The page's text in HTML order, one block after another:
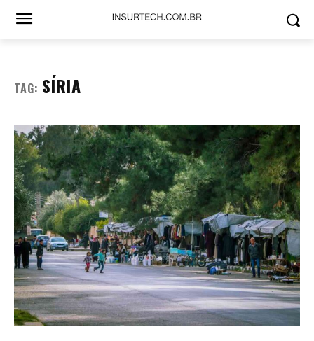
TAG: SÍRIA